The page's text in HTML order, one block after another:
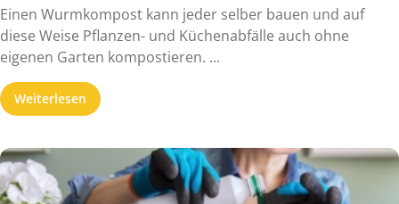
Einen Wurmkompost kann jeder selber bauen und auf
diese Weise Pflanzen- und Küchenabfälle auch ohne
eigenen Garten kompostieren. ...
Weiterlesen